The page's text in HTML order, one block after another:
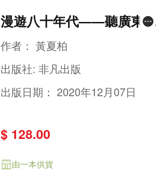
漫遊八十年代——聽廣東歌
的好日子（增訂版）
作者：黃夏柏
出版社:非凡出版
出版日期：2020年12月07日
$ 128.00
由一本供貨